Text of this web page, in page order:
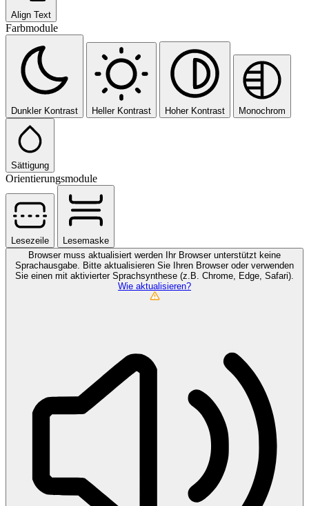
Align Text
Farbmodule
Dunkler Kontrast Heller Kontrast Hoher Kontrast Monochrom
Sättigung
Orientierungsmodule
Lesezeile
Lesemaske
Browser muss aktualisiert werden
Ihr Browser unterstützt keine
Sprachausgabe. Bitte aktualisieren Sie Ihren Browser oder verwenden
Sie einen mit aktivierter Sprachsynthese (z.B. Chrome, Edge, Safari).
Wie aktualisieren?